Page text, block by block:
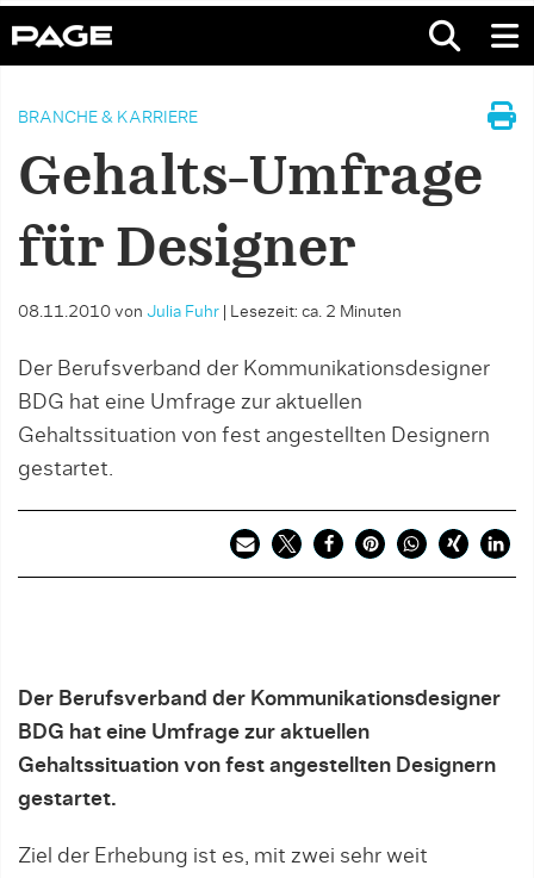
BRANCHE & KARRIERE
Gehalts-Umfrage
für Designer
08.11.2010 von Julia Fuhr Lesezeit: ca. 2 Minuten
Der Berufsverband der Kommunikationsdesigner
BDG hat eine Umfrage zur aktuellen
Gehaltssituation von fest angestellten Designern
gestartet.
Der Berufsverband der Kommunikationsdesigner
BDG hat eine Umfrage zur aktuellen
Gehaltssituation von fest angestellten Designern
gestartet.
Ziel der Erhebung ist es, mit zwei sehr weit